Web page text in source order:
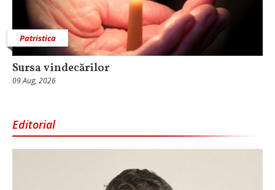
Patristica
Sursa vindecărilor
09 Aug, 2026
Editorial